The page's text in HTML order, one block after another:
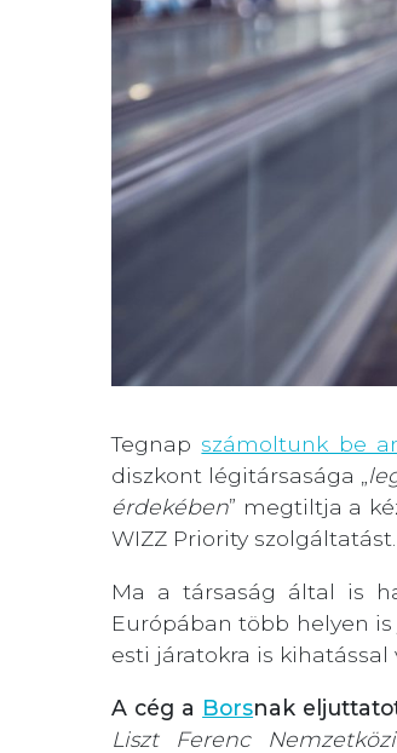
Tegnap számoltunk be
diszkont légitársasága „
érdekében” megtiltja a
WIZZ Priority szolgáltatást.
Ma a társaság által is
Európában több helyen
esti járatokra is kihatással
A cég a Borsnak
Liszt Ferenc